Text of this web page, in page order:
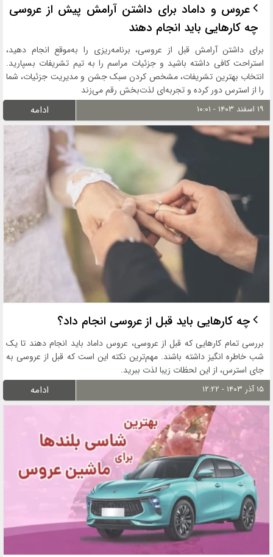
عروس و داماد برای داشتن آرامش پیش از عروسی
چه کارهایی باید انجام دهند
برای داشتن آرامش قبل از عروسی، برنامه‌ریزی را به‌موقع انجام دهید،
استراحت کافی داشته باشید و جزئیات مراسم را به تیم تشریفات بسپارید.
انتخاب بهترین تشریفات، مشخص کردن سبک جشن و مدیریت جزئیات، شما
را از استرس دور کرده و تجربه‌ای لذت‌بخش رقم می‌زند
۱۹ اسفند ۱۴۰۳ - ۱۰:۰۱ ادامه
چه کارهایی باید قبل از عروسی انجام داد؟
بررسی تمام کارهایی که قبل از عروسی، عروس داماد باید انجام دهند تا یک
شب خاطره انگیز داشته باشند. مهم‌ترین نکته این است که قبل از عروسی به
جای استرس، از این لحظات زیبا لذت ببرید.
۱۵ آذر ۱۴۰۳ - ۱۲:۲۲ ادامه